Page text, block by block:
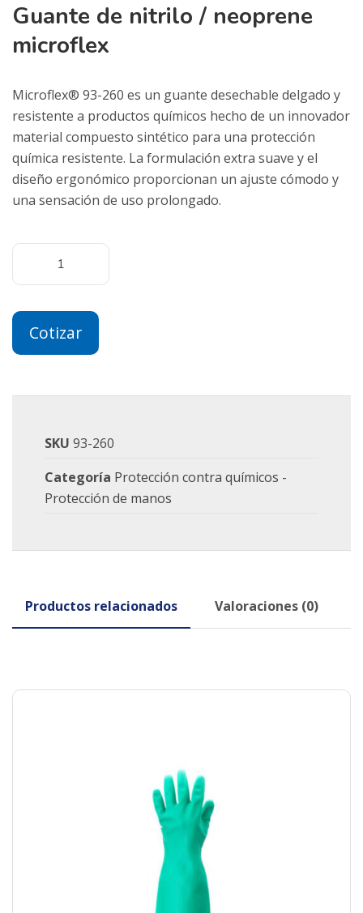
Guante de nitrilo / neoprene
microflex
Microflex® 93-260 es un guante desechable delgado y
resistente a productos químicos hecho de un innovador
material compuesto sintético para una protección
química resistente. La formulación extra suave y el
diseño ergonómico proporcionan un ajuste cómodo y
una sensación de uso prolongado.
Cotizar
SKU 93-260
Categoría Protección contra químicos -
Protección de manos
Productos relacionados Valoraciones (0)